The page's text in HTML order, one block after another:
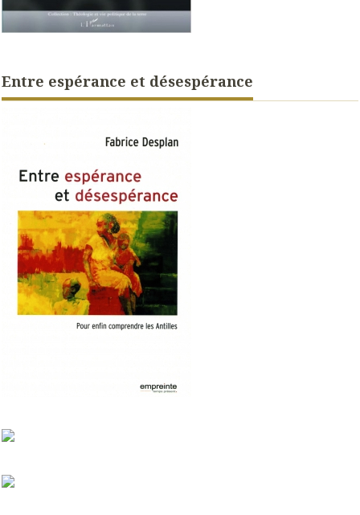
Entre espérance et désespérance